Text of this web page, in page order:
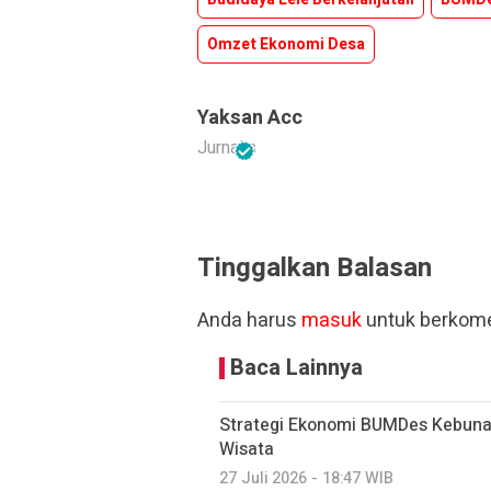
Omzet Ekonomi Desa
Yaksan Acc
Jurnalis
Tinggalkan Balasan
Anda harus masukuntuk
Baca Lainnya
Strategi Ekonomi BUMDes
Wisata
27 Juli 2026 - 18:47 WIB